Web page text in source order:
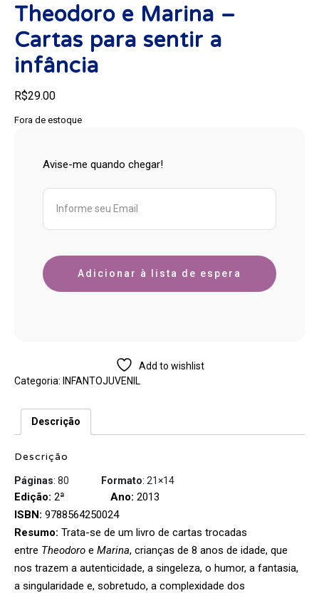
Theodoro e Marina –
Cartas para sentir a
infância
R$29.00
Fora de estoque
Avise-me quando chegar!
Add to wishlist
Categoria: INFANTOJUVENIL
Descrição
Descrição
Páginas: 80 Formato: 21×14
Edição: 2ª Ano: 2013
ISBN: 9788564250024
Resumo: Trata-se de um livro de cartas trocadas
entre Theodoro e Marina, crianças de 8 anos de idade, que
nos trazem a autenticidade, a singeleza, o humor, a fantasia,
a singularidade e, sobretudo, a complexidade dos